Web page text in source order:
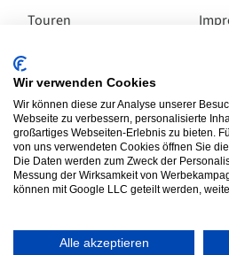
Touren
Lauschtour-App
Wer
Wir verwenden Cookies
Wir können diese zur Analyse unserer
Webseite zu verbessern, personalisierte
großartiges Webseiten-Erlebnis zu bieten.
von uns verwendeten Cookies öffnen Sie
Die Daten werden zum Zweck der
Messung der Wirksamkeit von
können mit Google LLC geteilt werden,
Alle akzeptieren